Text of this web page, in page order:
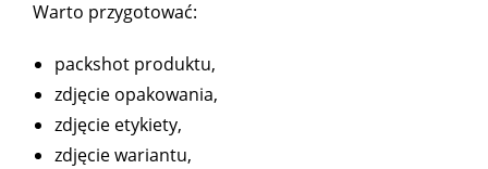
Warto przygotować:
packshot produktu,
zdjęcie opakowania,
zdjęcie etykiety,
zdjęcie wariantu,